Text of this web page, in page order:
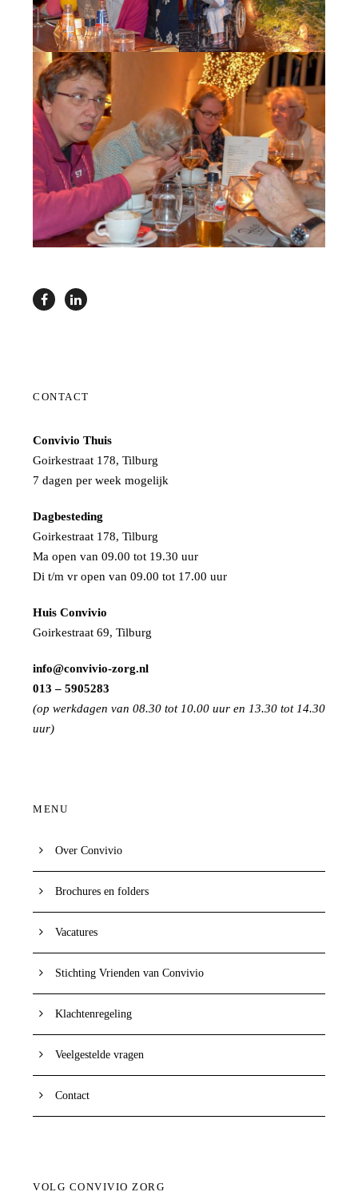
CONTACT
Convivio Thuis
Goirkestraat 178, Tilburg
7 dagen per week mogelijk
Dagbesteding
Goirkestraat 178, Tilburg
Ma open van 09.00 tot 19.30 uur
Di t/m vr open van 09.00 tot 17.00 uur
Huis Convivio
Goirkestraat 69, Tilburg
info@convivio-zorg.nl
013 – 5905283
(op werkdagen van 08.30 tot 10.00 uur en 13.30 tot 14.30
uur)
MENU
Over Convivio
Brochures en folders
Vacatures
Stichting Vrienden van Convivio
Klachtenregeling
Veelgestelde vragen
Contact
VOLG CONVIVIO ZORG